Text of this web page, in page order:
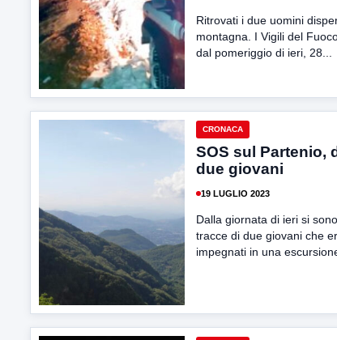
Ritrovati i due uomini
montagna. I Vigili del
dal pomeriggio di ieri, 28...
CRONACA
SOS sul Partenio,
due giovani
19 LUGLIO 2023
Dalla giornata di ieri si
tracce di due giovani che
impegnati in una